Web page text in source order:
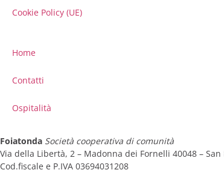
Cookie Policy (UE)
Home
Contatti
Ospitalità
Foiatonda Società cooperativa di comunità
Via della Libertà, 2 – Madonna dei Fornelli 40048 –
Cod.fiscale e P.IVA 03694031208